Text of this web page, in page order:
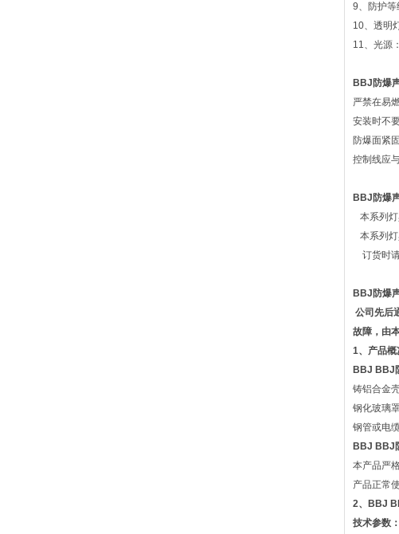
9、防护等
10、透明
11、光源
BBJ 防爆
严禁在易
安装时不
防爆面紧
控制线应
BBJ 防爆
本系列
本系列灯
订货时请
BBJ 防爆
公司先后
故障，由
1、产品概
BBJ BBJ
铸铝合金
钢化玻璃
钢管或电
BBJ BBJ
本产品严
产品正常
2、BBJ
技术参数：